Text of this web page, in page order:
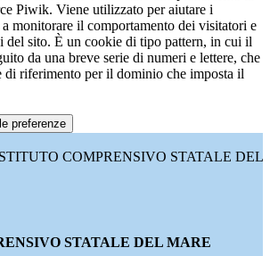
Piwik. Viene utilizzato per aiutare i
monitorare il comportamento dei visitatori e
del sito. È un cookie di tipo pattern, in cui il
da una breve serie di numeri e lettere, che
di riferimento per il dominio che imposta il
preferenze
COMPRENSIVO STATALE DEL
STATALE DEL MARE